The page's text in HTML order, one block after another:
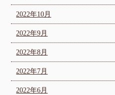
2022年10月
2022年9月
2022年8月
2022年7月
2022年6月